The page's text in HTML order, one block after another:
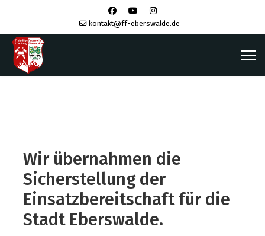
kontakt@ff-eberswalde.de
Wir übernahmen die
Sicherstellung der
Einsatzbereitschaft für die
Stadt Eberswalde.